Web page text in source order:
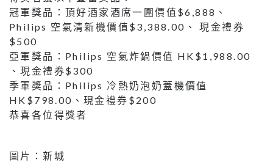
冠軍獎品：頂好酒家酒席一圍價值$6,888、
Philips 空氣清新機價值$3,388.00、 現金禮券
$500
亞軍獎品：Philips 空氣炸鍋價值 HK$1,988.00
、現金禮券$300
季軍獎品：Philips 冷熱奶泡奶蓋機價值
HK$798.00、現金禮券$200
恭喜各位得獎者
圖片：新城